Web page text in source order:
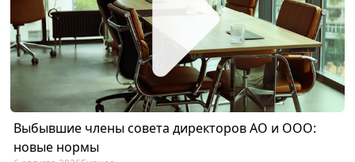
Выбывшие члены совета директоров АО и ООО:
новые нормы